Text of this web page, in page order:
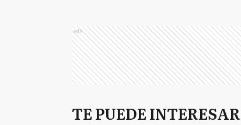
Ads
TE PUEDE INTERESAR